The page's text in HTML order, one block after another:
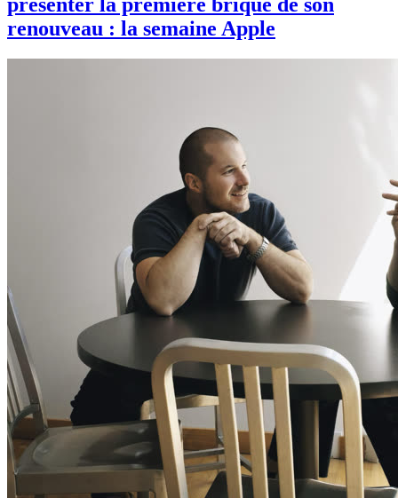
présenter la première brique de son
renouveau : la semaine Apple